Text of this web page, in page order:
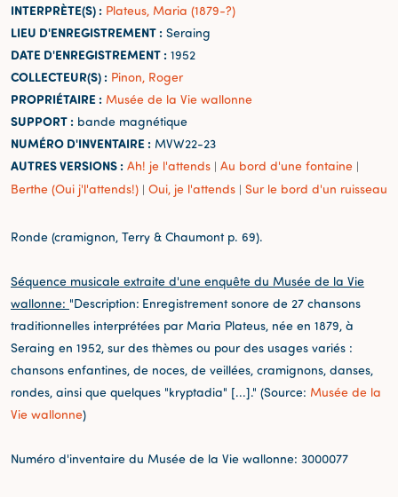
INTERPRÈTE(S) : Plateus, Maria (1879-?)
LIEU D'ENREGISTREMENT : Seraing
DATE D'ENREGISTREMENT : 1952
COLLECTEUR(S) : Pinon, Roger
PROPRIÉTAIRE : Musée de la Vie wallonne
SUPPORT : bande magnétique
NUMÉRO D'INVENTAIRE : MVW22-23
AUTRES VERSIONS : Ah! je l'attends | Au bord d'une fontaine |
Berthe (Oui j'l'attends!) | Oui, je l'attends | Sur le bord d'un ruisseau
Ronde (cramignon, Terry & Chaumont p. 69).
Séquence musicale extraite d'une enquête du Musée de la Vie
wallonne: "Description: Enregistrement sonore de 27 chansons
traditionnelles interprétées par Maria Plateus, née en 1879, à
Seraing en 1952, sur des thèmes ou pour des usages variés :
chansons enfantines, de noces, de veillées, cramignons, danses,
rondes, ainsi que quelques "kryptadia" [...]." (Source: Musée de la
Vie wallonne)
Numéro d'inventaire du Musée de la Vie wallonne: 3000077